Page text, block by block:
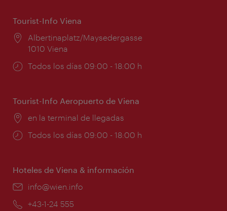
Tourist-Info Viena
Lugar:
Albertinaplatz/Maysedergasse
1010 Viena
Horarios
Todos los días 09:00 - 18:00 h
Tourist-Info Aeropuerto de Viena
Lugar:
en la terminal de llegadas
Horarios
Todos los días 09:00 - 18:00 h
Hoteles de Viena & información
e-
info@wien.info
Teléfono:
+43-1-24 555